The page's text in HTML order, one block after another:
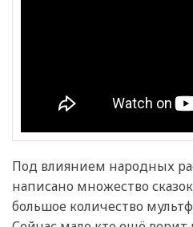
Под влиянием народных
написано множество
большое количество